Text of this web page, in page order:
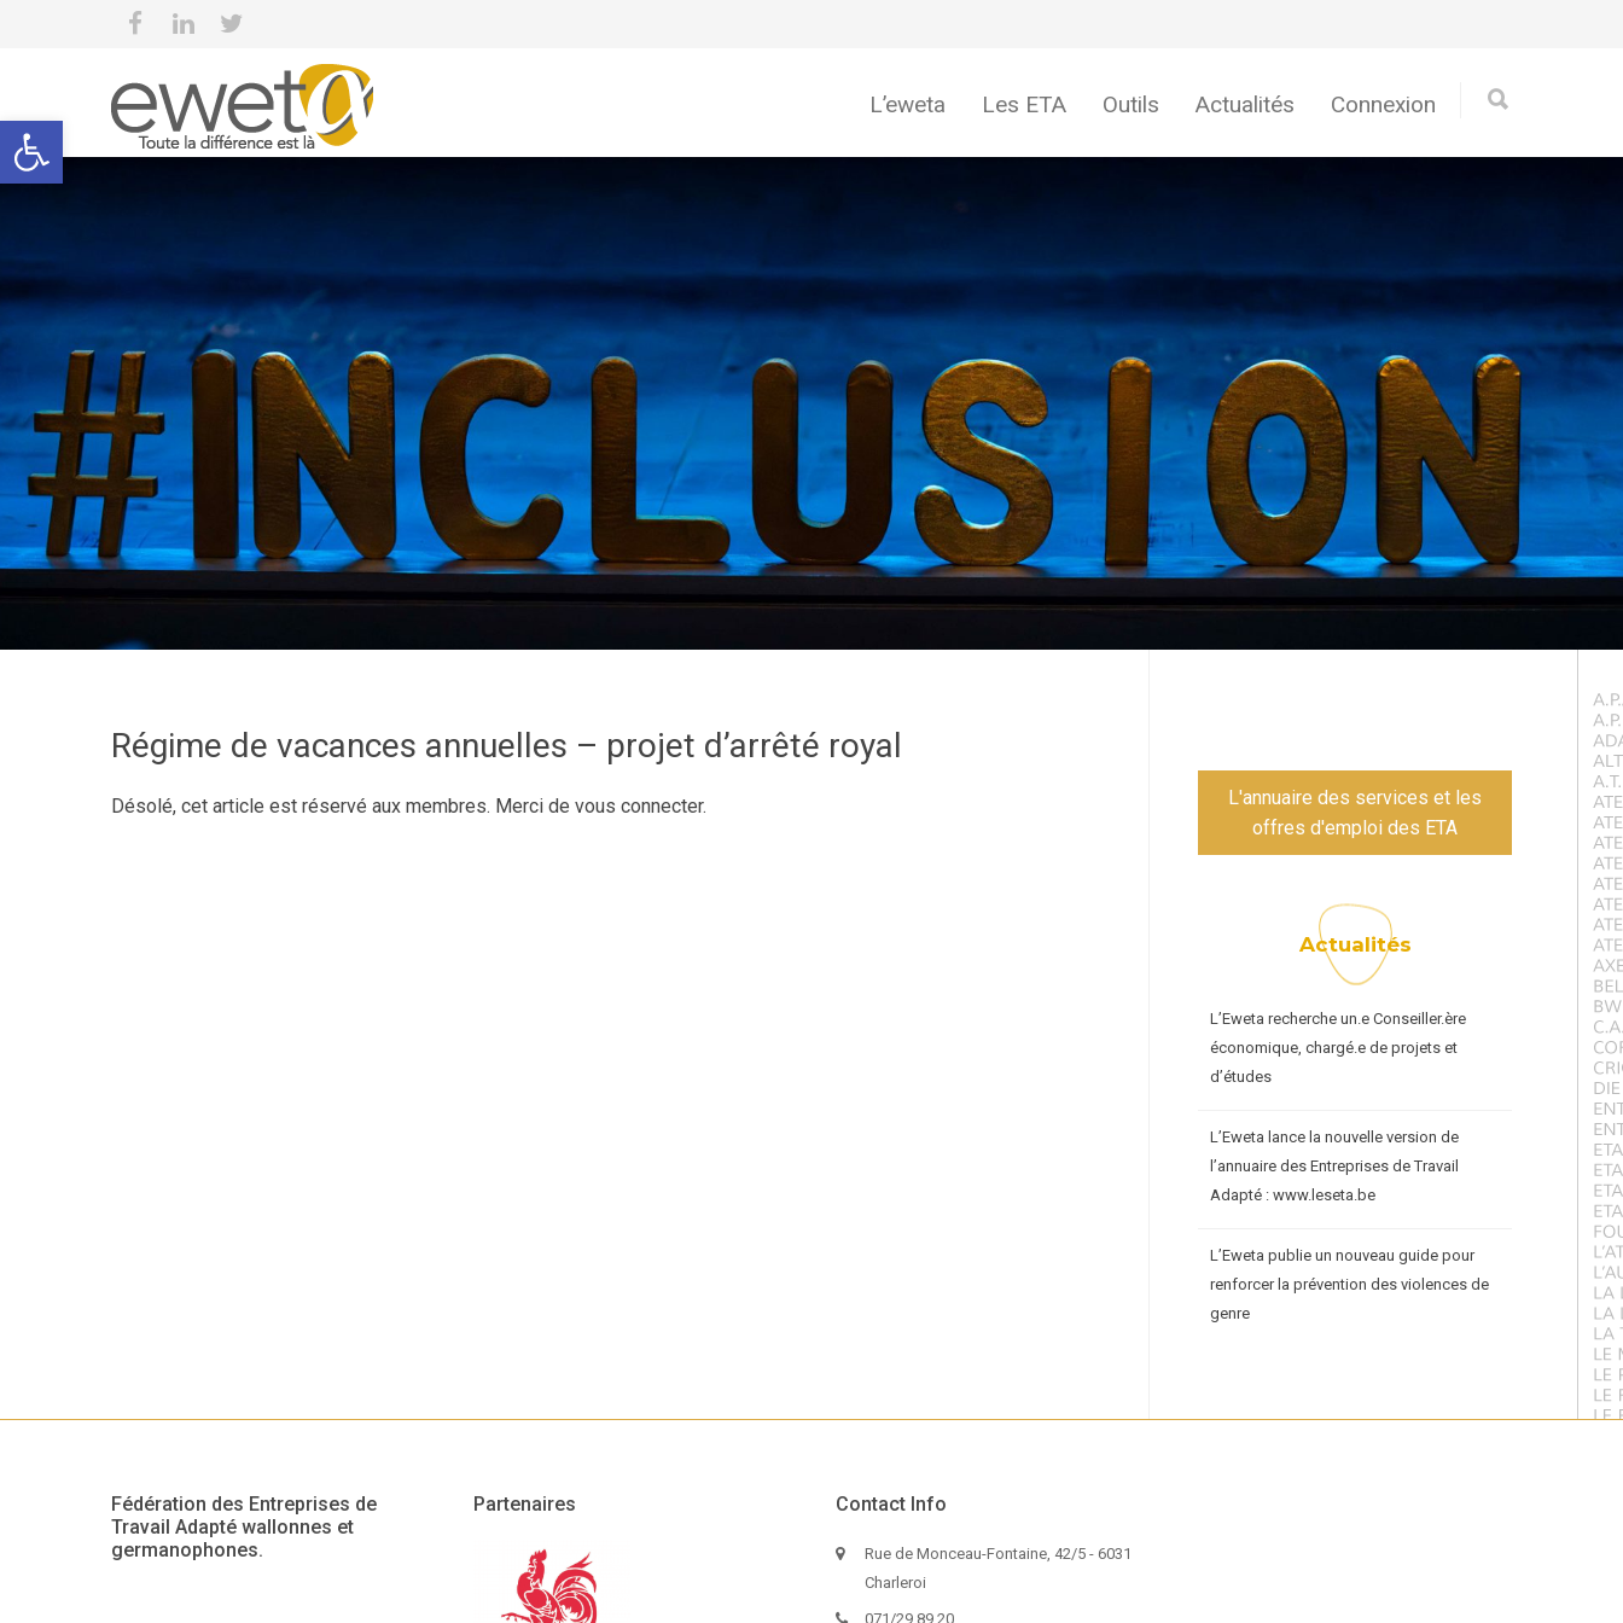
Open toolbar
L’eweta Les ETA Outils Actualités Connexion
eweta
Régime de vacances annuelles – projet d’arrêté royal
Désolé, cet article est réservé aux membres. Merci de vous connecter.
L'annuaire des services et les
offres d'emploi des ETA
Actualités
L’Eweta recherche un.e Conseiller.ère
économique, chargé.e de projets et
d’études
L’Eweta lance la nouvelle version de
l’annuaire des Entreprises de Travail
Adapté : www.leseta.be
L’Eweta publie un nouveau guide pour
renforcer la prévention des violences de
genre
Fédération des Entreprises de
Travail Adapté wallonnes et
germanophones.
Partenaires Contact Info
Rue de Monceau-Fontaine, 42/5 - 6031
Charleroi
071/29.89.20